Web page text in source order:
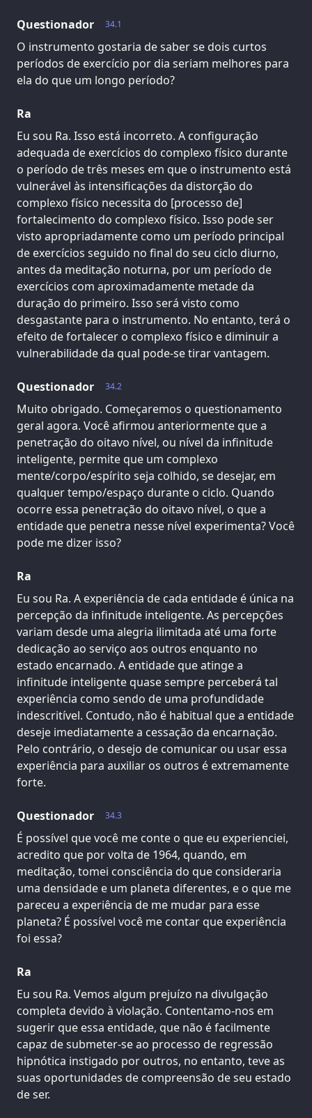
34.1
Questionador
O instrumento gostaria de saber se dois curtos
períodos de exercício por dia seriam melhores para
ela do que um longo período?
Ra
Eu sou Ra. Isso está incorreto. A configuração
adequada de exercícios do complexo físico durante
o período de três meses em que o instrumento está
vulnerável às intensificações da distorção do
complexo físico necessita do [processo de]
fortalecimento do complexo físico. Isso pode ser
visto apropriadamente como um período principal
de exercícios seguido no final do seu ciclo diurno,
antes da meditação noturna, por um período de
exercícios com aproximadamente metade da
duração do primeiro. Isso será visto como
desgastante para o instrumento. No entanto, terá o
efeito de fortalecer o complexo físico e diminuir a
vulnerabilidade da qual pode-se tirar vantagem.
34.2
Questionador
Muito obrigado. Começaremos o questionamento
geral agora. Você afirmou anteriormente que a
penetração do oitavo nível, ou nível da infinitude
inteligente, permite que um complexo
mente/corpo/espírito seja colhido, se desejar, em
qualquer tempo/espaço durante o ciclo. Quando
ocorre essa penetração do oitavo nível, o que a
entidade que penetra nesse nível experimenta? Você
pode me dizer isso?
Ra
Eu sou Ra. A experiência de cada entidade é única na
percepção da infinitude inteligente. As percepções
variam desde uma alegria ilimitada até uma forte
dedicação ao serviço aos outros enquanto no
estado encarnado. A entidade que atinge a
infinitude inteligente quase sempre perceberá tal
experiência como sendo de uma profundidade
indescritível. Contudo, não é habitual que a entidade
deseje imediatamente a cessação da encarnação.
Pelo contrário, o desejo de comunicar ou usar essa
experiência para auxiliar os outros é extremamente
forte.
34.3
Questionador
É possível que você me conte o que eu experienciei,
acredito que por volta de 1964, quando, em
meditação, tomei consciência do que consideraria
uma densidade e um planeta diferentes, e o que me
pareceu a experiência de me mudar para esse
planeta? É possível você me contar que experiência
foi essa?
Ra
Eu sou Ra. Vemos algum prejuízo na divulgação
completa devido à violação. Contentamo-nos em
sugerir que essa entidade, que não é facilmente
capaz de submeter-se ao processo de regressão
hipnótica instigado por outros, no entanto, teve as
suas oportunidades de compreensão de seu estado
de ser.